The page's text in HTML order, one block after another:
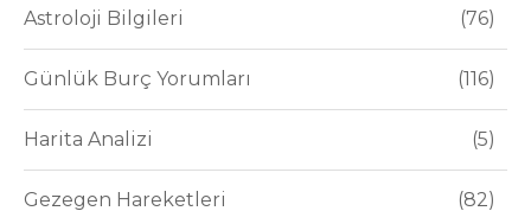
Astroloji Bilgileri 76
Günlük Burç Yorumları 116
Harita Analizi 5
Gezegen Hareketleri 82